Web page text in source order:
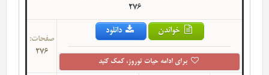
276
خواندن دانلود
برای ادامه حیات توروز، کمک کنید
صفحات:
276